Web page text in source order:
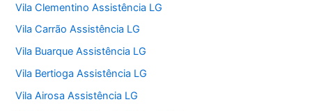
Vila Clementino Assistência LG
Vila Carrão Assistência LG
Vila Buarque Assistência LG
Vila Bertioga Assistência LG
Vila Airosa Assistência LG